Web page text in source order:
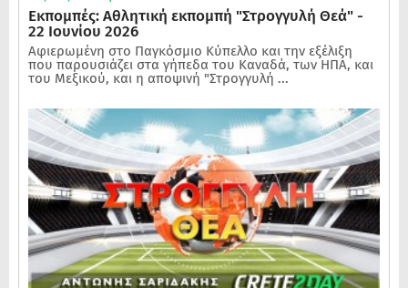
Εκπομπές: Αθλητική εκπομπή "Στρογγυλή Θεά" -
22 Ιουνίου 2026
Αφιερωμένη στο Παγκόσμιο Κύπελλο και την εξέλιξη
που παρουσιάζει στα γήπεδα του Καναδά, των ΗΠΑ, και
του Μεξικού, και η αποψινή "Στρογγυλή ...